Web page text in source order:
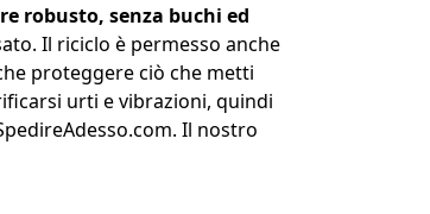
robusto, senza buchi ed
Il riciclo è permesso anche
proteggere ciò che metti
urti e vibrazioni, quindi
Il nostro